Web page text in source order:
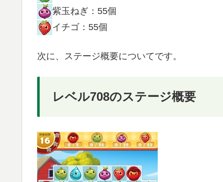
紫玉ねぎ：55個
イチゴ：55個
次に、ステージ概要についてです。
レベル708のステージ概要